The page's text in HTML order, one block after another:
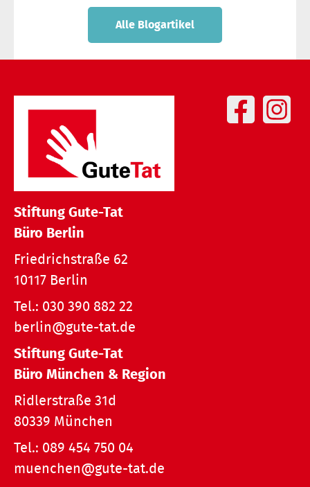
Alle Blogartikel
Stiftung Gute-Tat
Büro Berlin
Friedrichstraße 62
10117 Berlin
Tel.: 030 390 882 22
berlin@gute-tat.de
Stiftung Gute-Tat
Büro München & Region
Ridlerstraße 31d
80339 München
Tel.: 089 454 750 04
muenchen@gute-tat.de